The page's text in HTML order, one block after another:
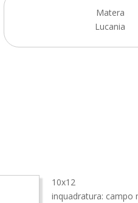
Matera
Lucania
10x12
inquadratura: campo